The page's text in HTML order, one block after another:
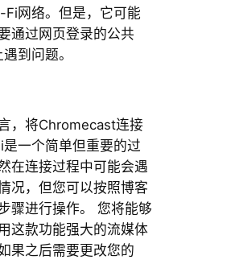
Fi网络。但是，它可能
通过网页登录的公共
到问题。
，将Chromecast连接
一个简单但重要的过
在连接过程中可能会遇
况，但您可以按照博客
骤进行操作。 您将能够
这款功能强大的流媒体
果之后需要更改您的